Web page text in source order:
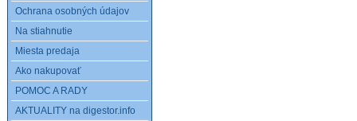
Ochrana osobných údajov
Na stiahnutie
Miesta predaja
Ako nakupovať
POMOC A RADY
AKTUALITY na digestor.info